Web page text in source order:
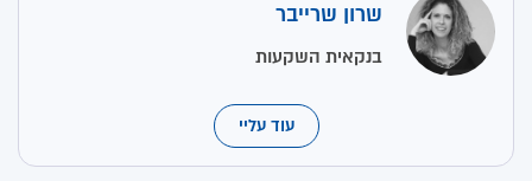
שרון שרייבר
בנקאית השקעות
עוד עליי